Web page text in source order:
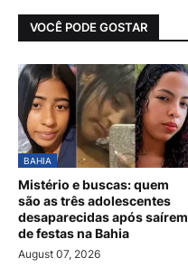
VOCÊ PODE GOSTAR
BAHIA
Mistério e buscas: quem
são as três adolescentes
desaparecidas após saírem
de festas na Bahia
August 07, 2026